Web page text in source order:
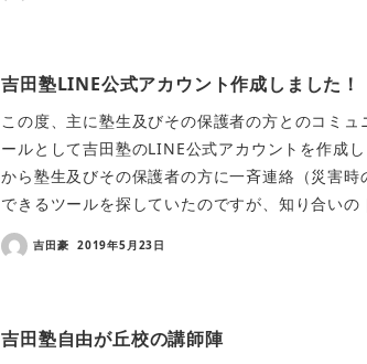
吉田塾LINE公式アカウント作成しました！
この度、主に塾生及びその保護者の方とのコミュ
ールとして吉田塾のLINE公式アカウントを作成
から塾生及びその保護者の方に一斉連絡（災害時
できるツールを探していたのですが、知り合い
吉田豪 2019年5月23日
吉田塾自由が丘校の講師陣